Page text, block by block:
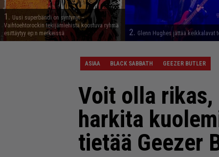
1. Uusi superbändi on syntynyt –
Vaihtoehtorockin tekijämiehistä koostuva ryhmä
esittäytyy ep:n merkeissä
2. Glenn Hughes jättää keikkalavat
ASIAA BLACK SABBATH GEEZER BUTLER
Voit olla
harkita
tietää Geezer